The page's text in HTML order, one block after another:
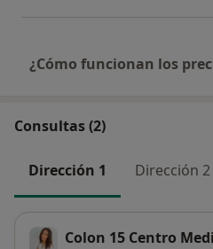
¿Cómo funcionan los
Consultas (2)
Dirección 1 Dirección 2
Colon 15 Centro